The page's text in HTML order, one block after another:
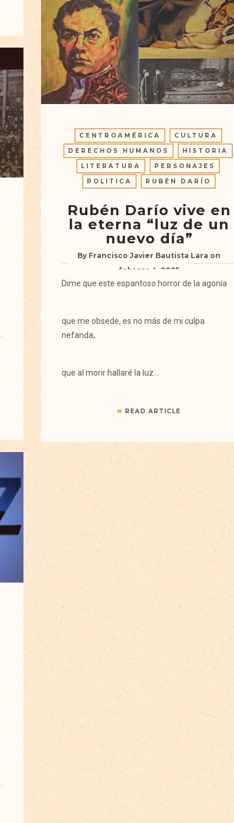
CENTROAMÉRICA
CULTURA
DERECHOS HUMANOS
HISTORIA
LITERATURA
PERSONAJES
POLITICA
RUBÉN DARÍO
Rubén Darío vive en
la eterna “luz de un
nuevo día”
By Francisco Javier Bautista Lara on
febrero 4, 2025
Dime que este espantoso horror de la agonía
que me obsede, es no más de mi culpa
nefanda,
que al morir hallaré la luz…
READ ARTICLE